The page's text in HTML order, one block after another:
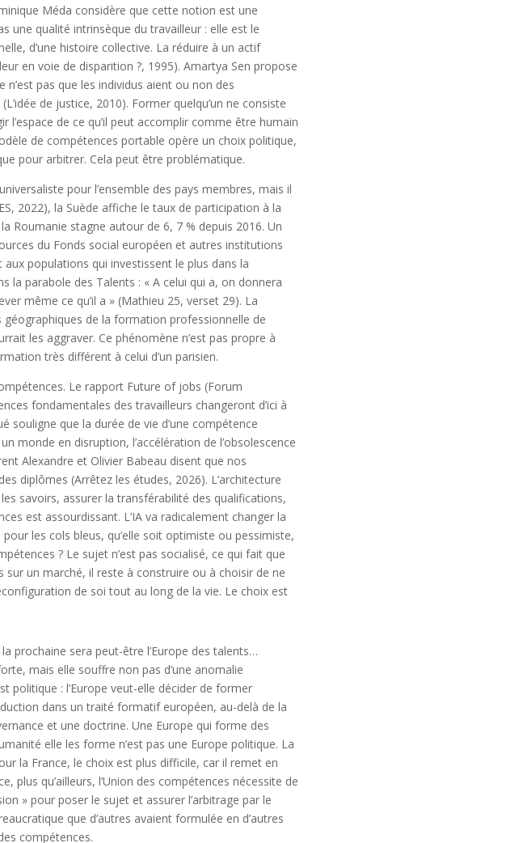
Méda considère que cette notion est une
une qualité intrinsèque du travailleur : elle est le
d’une histoire collective. La réduire à un actif
en voie de disparition ?, 1995). Amartya Sen propose
pas que les individus aient ou non des
de justice, 2010). Former quelqu’un ne consiste
de ce qu’il peut accomplir comme être humain
de compétences portable opère un choix politique,
pour arbitrer. Cela peut être problématique.
pour l’ensemble des pays membres, mais il
2022), la Suède affiche le taux de participation à la
Roumanie stagne autour de 6, 7 % depuis 2016. Un
du Fonds social européen et autres institutions
populations qui investissent le plus dans la
la parabole des Talents : « A celui qui a, on donnera
même ce qu’il a » (Mathieu 25, verset 29). La
de la formation professionnelle de
les aggraver. Ce phénomène n’est pas propre à
très différent à celui d’un parisien.
Le rapport Future of jobs (Forum
fondamentales des travailleurs changeront d’ici à
souligne que la durée de vie d’une compétence
monde en disruption, l’accélération de l’obsolescence
Alexandre et Olivier Babeau disent que nos
diplômes (Arrêtez les études, 2026). L’architecture
savoirs, assurer la transférabilité des qualifications,
est assourdissant. L’IA va radicalement changer la
les cols bleus, qu’elle soit optimiste ou pessimiste,
? Le sujet n’est pas socialisé, ce qui fait que
sur un marché, il reste à construire ou à choisir de ne
de soi tout au long de la vie. Le choix est
prochaine sera peut-être l’Europe des talents…
mais elle souffre non pas d’une anomalie
politique : l’Europe veut-elle décider de former
dans un traité formatif européen, au-delà de la
et une doctrine. Une Europe qui forme des
elle les forme n’est pas une Europe politique. La
la France, le choix est plus difficile, car il remet en
plus qu’ailleurs, l’Union des compétences nécessite de
» pour poser le sujet et assurer l’arbitrage par le
que d’autres avaient formulée en d’autres
compétences.